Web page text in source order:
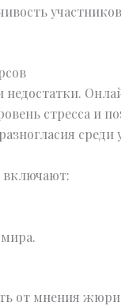
стресса и
среди
включают:
от мнения